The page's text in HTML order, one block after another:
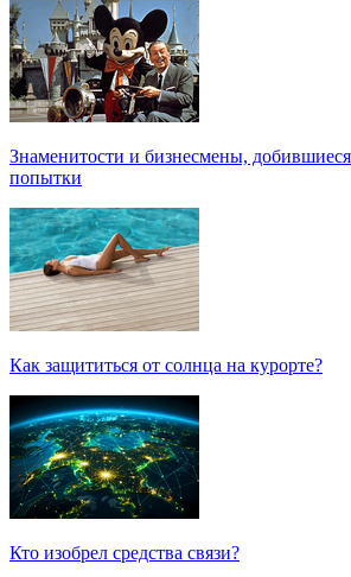
Знаменитости и бизнесмены,
попытки
Как защититься от солнца на курорте?
Кто изобрел средства связи?